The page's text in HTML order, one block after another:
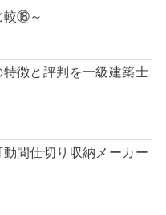
較⑱～
特徴と評判を一級建築士
間仕切り収納メーカー